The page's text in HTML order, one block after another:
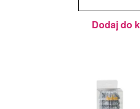
Dodaj do